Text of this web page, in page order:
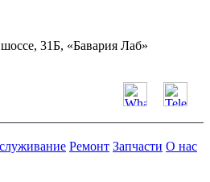
31Б, «Бавария Лаб»
Ремонт Запчасти О нас